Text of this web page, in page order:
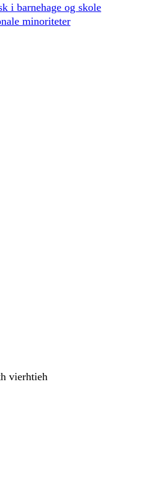
i barnehage og skole
minoriteter
vierhtieh